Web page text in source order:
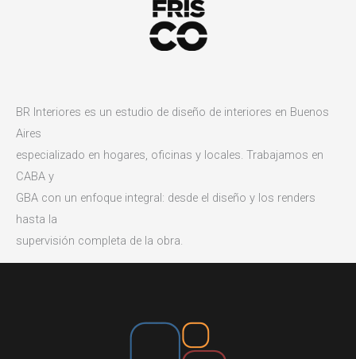
BR Interiores es un estudio de diseño de interiores en Buenos
Aires
especializado en hogares, oficinas y locales. Trabajamos en
CABA y
GBA con un enfoque integral: desde el diseño y los renders
hasta la
supervisión completa de la obra.